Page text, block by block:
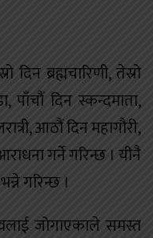
दिन ब्रह्मचारिणी, तेस्रो
पाँचौं दिन स्कन्दमाता,
आठौं दिन महागौरी,
गर्ने गरिन्छ । यीनै
गरिन्छ ।
जोगाएकाले समस्त